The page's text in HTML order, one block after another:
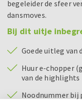
begeleider de sfeer
dansmoves.
Bij dit uitje
Goede uitleg van
Huur e-chopper
van de highlights
Noodnummer bij